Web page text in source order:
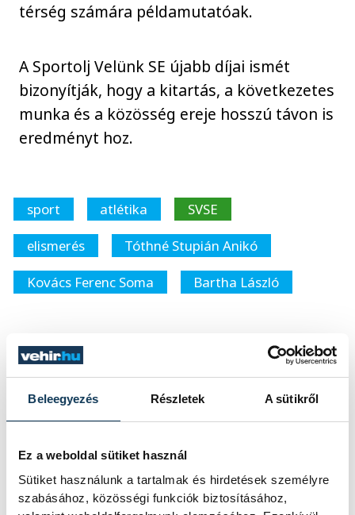
Beleegyezés Részletek A sütikről
Ez a weboldal sütiket használ
Sütiket használunk a tartalmak és hirdetések személyre
szabásához, közösségi funkciók biztosításához,
térség számára példamutatóak.
A Sportolj Velünk SE újabb díjai ismét
bizonyítják, hogy a kitartás, a következetes
munka és a közösség ereje hosszú távon is
eredményt hoz.
sport atlétika
SVSE
elismerés
Tóthné Stupián Anikó
Kovács Ferenc Soma
Bartha László
vehir.hu